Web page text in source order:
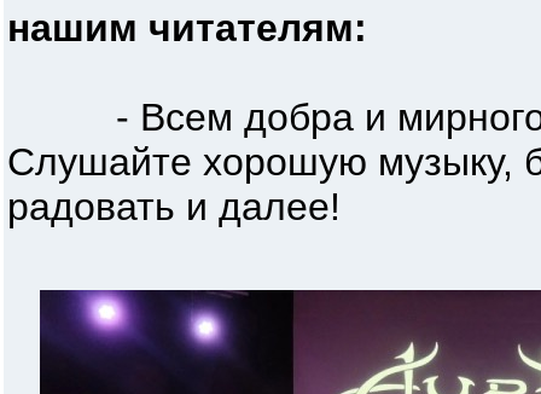
нашим читателям:
- Всем добра и мирного
Слушайте хорошую музыку,
радовать и далее!